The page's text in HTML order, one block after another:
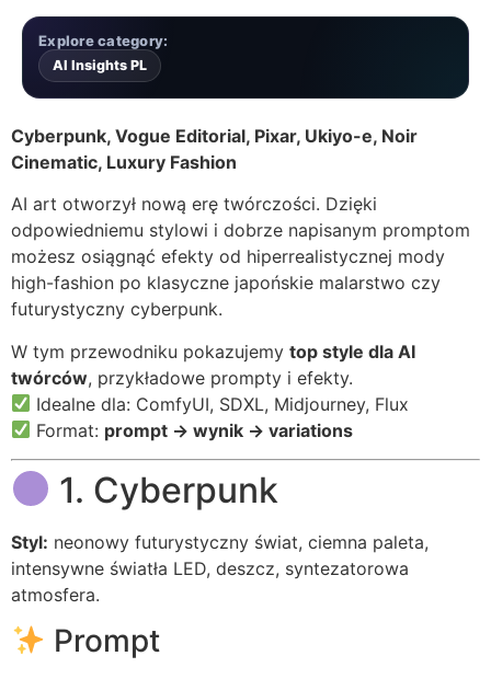
Explore category:
AI Insights PL
Cyberpunk, Vogue Editorial, Pixar, Ukiyo-e, Noir
Cinematic, Luxury Fashion
AI art otworzył nową erę twórczości. Dzięki
odpowiedniemu stylowi i dobrze napisanym promptom
możesz osiągnąć efekty od hiperrealistycznej mody
high-fashion po klasyczne japońskie malarstwo czy
futurystyczny cyberpunk.
W tym przewodniku pokazujemy top style dla AI
twórców, przykładowe prompty i efekty.
Idealne dla: ComfyUI, SDXL, Midjourney, Flux
Format: prompt → wynik → variations
1. Cyberpunk
Styl: neonowy futurystyczny świat, ciemna paleta,
intensywne światła LED, deszcz, syntezatorowa
atmosfera.
Prompt